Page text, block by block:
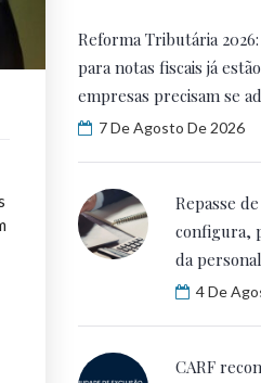
Reforma Tributária
para notas fiscais já
empresas precisam se
7 De Agosto De 2026
Repasse
configura,
da
4 De
CARF